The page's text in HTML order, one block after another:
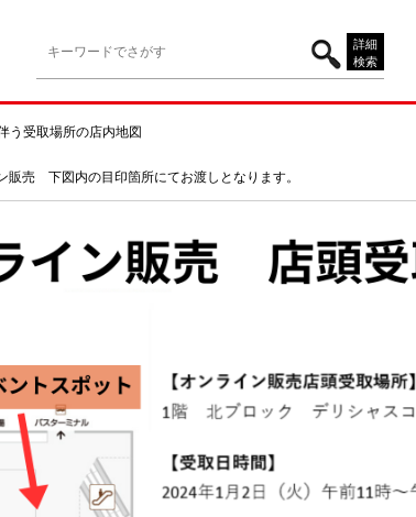
詳細
検索
う受取場所の店内地図
販売 下図内の目印箇所にてお渡しとなります。